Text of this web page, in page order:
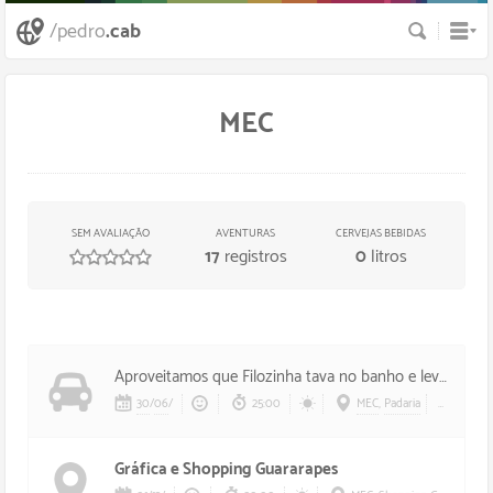
/pedro.cab Busca
MEC
SEM AVALIAÇÃO
/ estrelas
AVENTURAS
17 registros
CERVEJAS BEBIDAS
0litros
Aproveitamos que Filozinha tava no banho e levei Cicinha no
30/06/ 25:00 MEC Padaria
Gráfica e Shopping Guararapes